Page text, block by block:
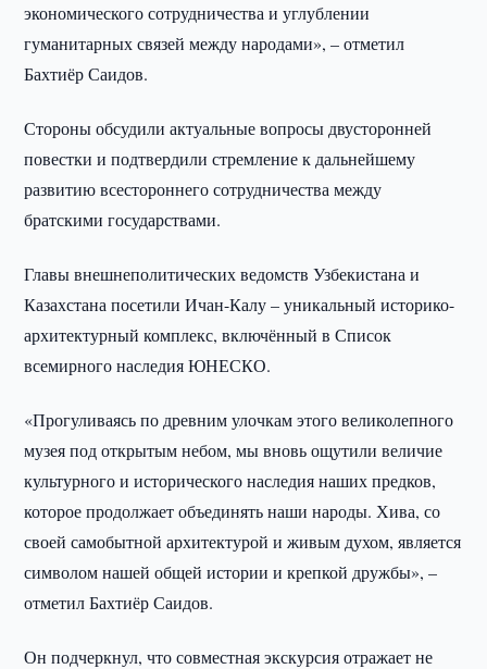
экономического сотрудничества и углублении
гуманитарных связей между народами», – отметил
Бахтиёр Саидов.
Стороны обсудили актуальные вопросы двусторонней
повестки и подтвердили стремление к дальнейшему
развитию всестороннего сотрудничества между
братскими государствами.
Главы внешнеполитических ведомств Узбекистана и
Казахстана посетили Ичан-Калу – уникальный историко-
архитектурный комплекс, включённый в Список
всемирного наследия ЮНЕСКО.
«Прогуливаясь по древним улочкам этого великолепного
музея под открытым небом, мы вновь ощутили величие
культурного и исторического наследия наших предков,
которое продолжает объединять наши народы. Хива, со
своей самобытной архитектурой и живым духом, является
символом нашей общей истории и крепкой дружбы», –
отметил Бахтиёр Саидов.
Он подчеркнул, что совместная экскурсия отражает не